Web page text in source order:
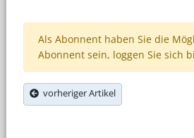
Als Abonnent haben Sie die
Abonnent sein, loggen Sie sich
vorheriger Artikel